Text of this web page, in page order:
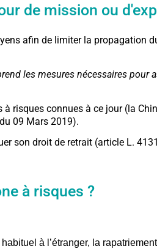
de mission ou
afin de limiter la propagation
les mesures nécessaires pour
risques connues à ce jour (la
09 Mars 2019).
son droit de retrait (article L.
à risques ?
à l’étranger, la rapatriement